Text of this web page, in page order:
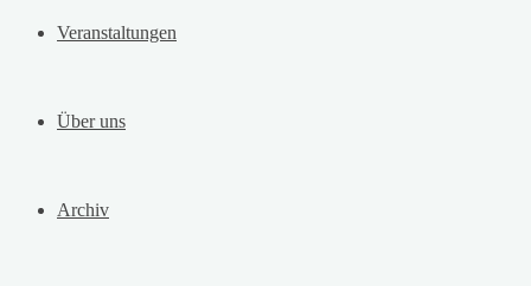
Veranstaltungen
Über uns
Archiv